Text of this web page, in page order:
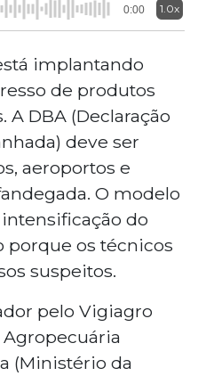
0:00 1.0x
implantando
de produtos
A DBA (Declaração
deve ser
aeroportos e
O modelo
do
porque os técnicos
suspeitos.
pelo Vigiagro
(Ministério da